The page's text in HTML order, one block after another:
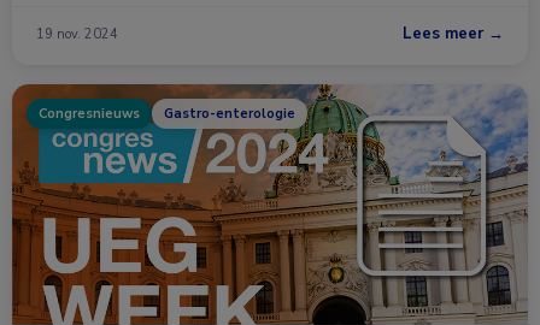
19 nov. 2024 Lees meer →
Congresnieuws Gastro-enterologie